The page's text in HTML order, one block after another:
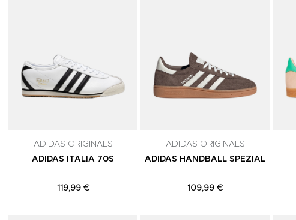
ADIDAS ORIGINALS
ADIDAS ITALIA 70S
119,99 €
ADIDAS ORIGINALS
ADIDAS HANDBALL SPEZIAL
109,99 €